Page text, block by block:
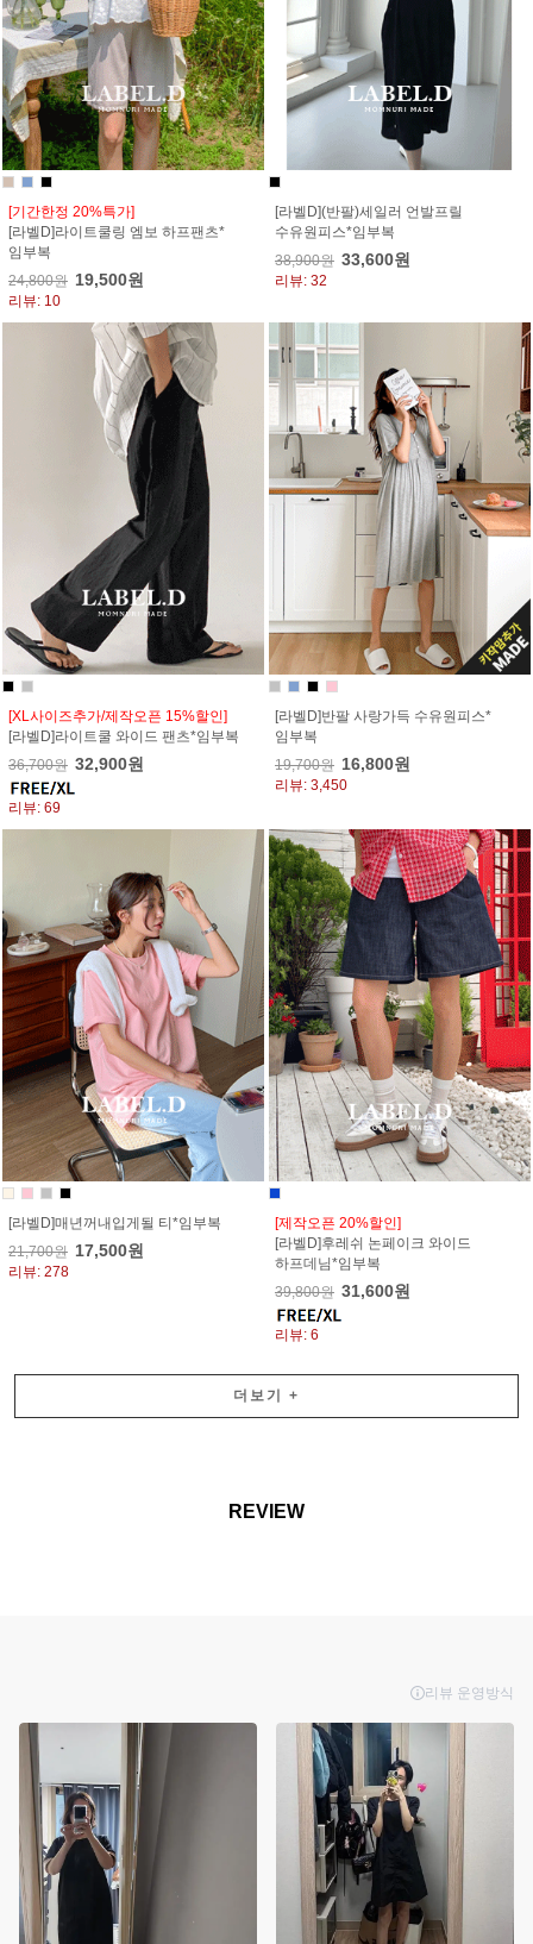
[기간한정 20%특가]
[라벨D]라이트쿨링 엠보 하프팬츠*
임부복
24,800원 19,500원
리뷰: 10
[라벨D](반팔)세일러 언발프릴
수유원피스*임부복
38,900원 33,600원
리뷰: 32
[XL사이즈추가/제작오픈 15%할인]
[라벨D]라이트쿨 와이드 팬츠*임부복
36,700원 32,900원
리뷰: 69
[라벨D]반팔 사랑가득 수유원피스*
임부복
19,700원 16,800원
리뷰: 3,450
[라벨D]매년꺼내입게될 티*임부복
21,700원 17,500원
리뷰: 278
[제작오픈 20%할인]
[라벨D]후레쉬 논페이크 와이드
하프데님*임부복
39,800원 31,600원
리뷰: 6
더보기 +
REVIEW